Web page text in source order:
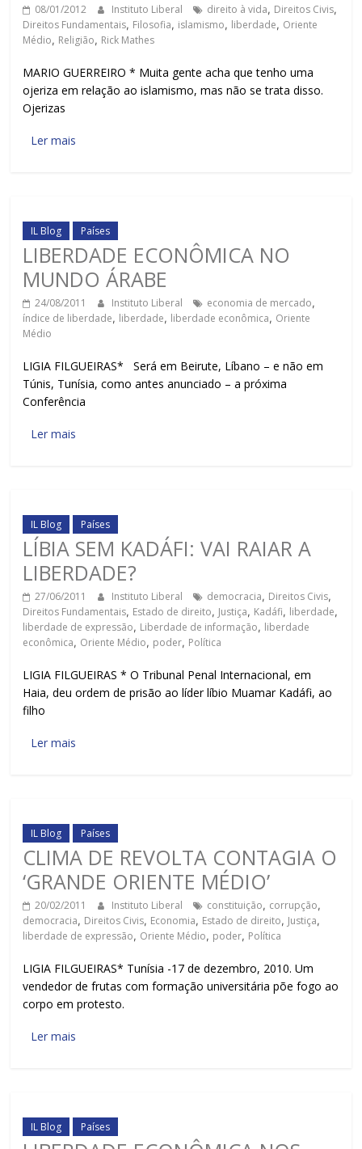
08/01/2012 Instituto Liberal direito à vida, Direitos Civis,
Direitos Fundamentais, Filosofia, islamismo, liberdade, Oriente
Médio, Religião, Rick Mathes
MARIO GUERREIRO * Muita gente acha que tenho uma
ojeriza em relação ao islamismo, mas não se trata disso.
Ojerizas
Ler mais
IL Blog Países
LIBERDADE ECONÔMICA NO
MUNDO ÁRABE
24/08/2011 Instituto Liberal economia de mercado,
índice de liberdade, liberdade, liberdade econômica, Oriente
Médio
LIGIA FILGUEIRAS* Será em Beirute, Líbano – e não em
Túnis, Tunísia, como antes anunciado – a próxima
Conferência
Ler mais
IL Blog Países
LÍBIA SEM KADÁFI: VAI RAIAR A
LIBERDADE?
27/06/2011 Instituto Liberal democracia, Direitos Civis,
Direitos Fundamentais, Estado de direito, Justiça, Kadáfi, liberdade,
liberdade de expressão, Liberdade de informação, liberdade
econômica, Oriente Médio, poder, Política
LIGIA FILGUEIRAS * O Tribunal Penal Internacional, em
Haia, deu ordem de prisão ao líder líbio Muamar Kadáfi, ao
filho
Ler mais
IL Blog Países
CLIMA DE REVOLTA CONTAGIA O
‘GRANDE ORIENTE MÉDIO’
20/02/2011 Instituto Liberal constituição, corrupção,
democracia, Direitos Civis, Economia, Estado de direito, Justiça,
liberdade de expressão, Oriente Médio, poder, Política
LIGIA FILGUEIRAS* Tunísia -17 de dezembro, 2010. Um
vendedor de frutas com formação universitária põe fogo ao
corpo em protesto.
Ler mais
IL Blog Países